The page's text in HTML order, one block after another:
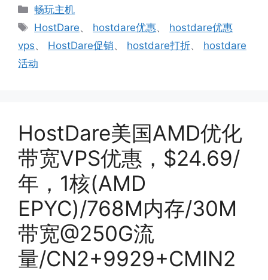
分
类
畅玩主机
标
HostDare、 hostdare优惠、 hostdare优惠
vps、 HostDare促销、 hostdare打折、 hostdare
活动
HostDare美国AMD优化
带宽VPS优惠，$24.69/
年，1核(AMD
EPYC)/768M内存/30M
带宽@250G流
量/CN2+9929+CMIN2